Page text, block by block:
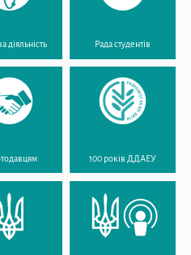
діяльність Рада студентів
100 років ДДАЕУ